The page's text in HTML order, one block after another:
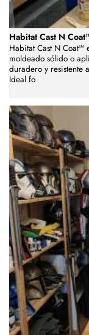
Habitat Cast N
Habitat Cast N Coat™
moldeado sólido o
duradero y resistente
Ideal fo